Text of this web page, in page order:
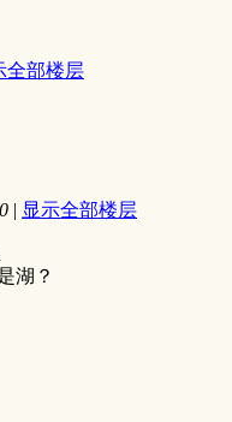
全部楼层
| 显示全部楼层
湖？